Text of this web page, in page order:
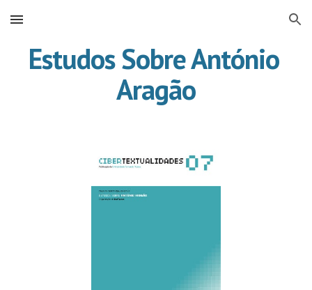
Skip to main content Skip to navigation
Estudos Sobre António
Aragão